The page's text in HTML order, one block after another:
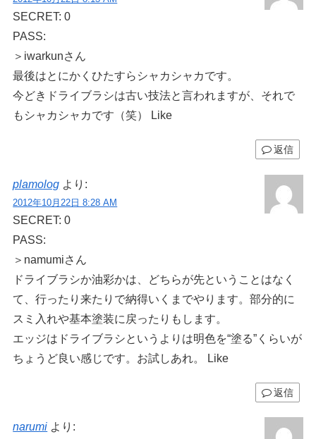
SECRET: 0
PASS:
＞iwarkunさん
最後はとにかくひたすらシャカシャカです。
今どきドライブラシは古い技法と言われますが、それで
もシャカシャカです（笑） Like
返信
plamolog より:
2012年10月22日 8:28 AM
SECRET: 0
PASS:
＞namumiさん
ドライブラシか油彩かは、どちらが先ということはなく
て、行ったり来たりで納得いくまでやります。部分的に
スミ入れや基本塗装に戻ったりもします。
エッジはドライブラシというよりは明色を“塗る”くらいが
ちょうど良い感じです。お試しあれ。 Like
返信
narumi より: